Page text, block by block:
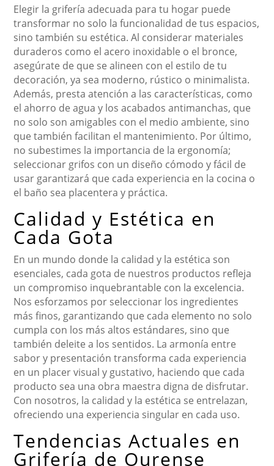
Elegir la grifería adecuada para tu hogar puede
transformar no solo la funcionalidad de tus espacios,
sino también su estética. Al considerar materiales
duraderos como el acero inoxidable o el bronce,
asegúrate de que se alineen con el estilo de tu
decoración, ya sea moderno, rústico o minimalista.
Además, presta atención a las características, como
el ahorro de agua y los acabados antimanchas, que
no solo son amigables con el medio ambiente, sino
que también facilitan el mantenimiento. Por último,
no subestimes la importancia de la ergonomía;
seleccionar grifos con un diseño cómodo y fácil de
usar garantizará que cada experiencia en la cocina o
el baño sea placentera y práctica.
Calidad y Estética en
Cada Gota
En un mundo donde la calidad y la estética son
esenciales, cada gota de nuestros productos refleja
un compromiso inquebrantable con la excelencia.
Nos esforzamos por seleccionar los ingredientes
más finos, garantizando que cada elemento no solo
cumpla con los más altos estándares, sino que
también deleite a los sentidos. La armonía entre
sabor y presentación transforma cada experiencia
en un placer visual y gustativo, haciendo que cada
producto sea una obra maestra digna de disfrutar.
Con nosotros, la calidad y la estética se entrelazan,
ofreciendo una experiencia singular en cada uso.
Tendencias Actuales en
Grifería de Ourense